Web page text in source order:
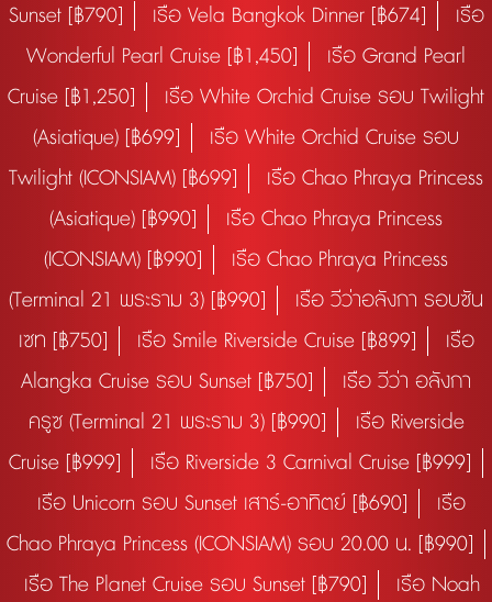
Sunset [฿790]
เรือ Vela Bangkok Dinner [฿674]
เรือ
Wonderful Pearl Cruise [฿1,450]
เรือ Grand Pearl
Cruise [฿1,250]
เรือ White Orchid Cruise รอบ Twilight
(Asiatique) [฿699]
เรือ White Orchid Cruise รอบ
Twilight (ICONSIAM) [฿699]
เรือ Chao Phraya Princess
(Asiatique) [฿990]
เรือ Chao Phraya Princess
(ICONSIAM) [฿990]
เรือ Chao Phraya Princess
(Terminal 21 พระราม 3) [฿990]
เรือ วีว่าอลังกา รอบซัน
เซท [฿750]
เรือ Smile Riverside Cruise [฿899]
เรือ
Alangka Cruise รอบ Sunset [฿750]
เรือ วีว่า อลังกา
ครูซ (Terminal 21 พระราม 3) [฿990]
เรือ Riverside
Cruise [฿999]
เรือ Riverside 3 Carnival Cruise [฿999]
เรือ Unicorn รอบ Sunset เสาร์-อาทิตย์ [฿690]
เรือ
Chao Phraya Princess (ICONSIAM) รอบ 20.00 น. [฿990]
เรือ The Planet Cruise รอบ Sunset [฿790]
เรือ Noah